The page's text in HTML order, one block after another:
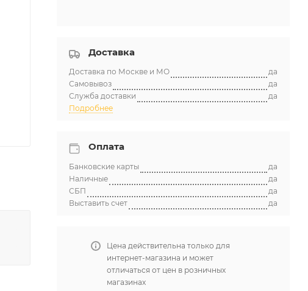
Доставка
Доставка по Москве и МО
да
Самовывоз
да
Служба доставки
да
Подробнее
Оплата
Банковские карты
да
Наличные
да
СБП
да
Выставить счет
да
Цена действительна только для
интернет-магазина и может
отличаться от цен в розничных
магазинах